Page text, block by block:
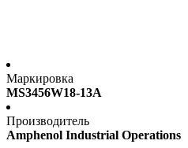
Маркировка
MS3456W18-13A
Производитель
Amphenol Industrial Operations